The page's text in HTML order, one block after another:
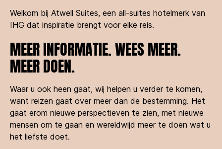
Welkom bij Atwell Suites, een all-suites hotelmerk van
IHG dat inspiratie brengt voor elke reis.
MEER INFORMATIE. WEES MEER.
MEER DOEN.
Waar u ook heen gaat, wij helpen u verder te komen,
want reizen gaat over meer dan de bestemming. Het
gaat erom nieuwe perspectieven te zien, met nieuwe
mensen om te gaan en wereldwijd meer te doen wat u
het liefste doet.